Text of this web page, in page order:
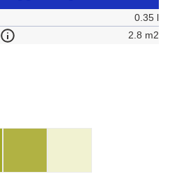
0.35 l
2.8 m2